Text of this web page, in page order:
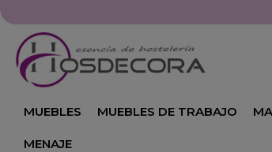
MUEBLES MUEBLES DE TRABAJO
MENAJE